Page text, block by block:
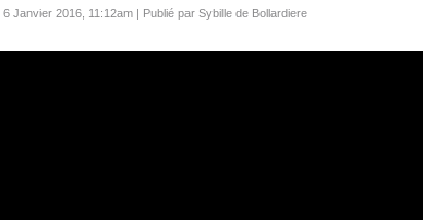
6 Janvier 2016, 11:12am | Publié par Sybille de Bollardiere